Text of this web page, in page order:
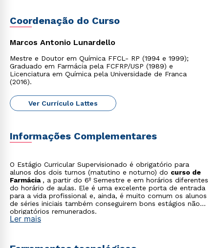
Coordenação do Curso
Marcos Antonio Lunardello
Mestre e Doutor em Química FFCL- RP (1994 e 1999);
Graduado em Farmácia pela FCFRP/USP (1989) e
Licenciatura em Química pela Universidade de Franca
(2016).
Ver Currículo Lattes
Informações Complementares
O Estágio Curricular Supervisionado é obrigatório para
alunos dos dois turnos (matutino e noturno) do curso de
Farmácia , a partir do 6º Semestre e em horários diferentes
do horário de aulas. Ele é uma excelente porta de entrada
para a vida profissional e, ainda, é muito comum os alunos
de séries iniciais também conseguirem bons estágios não
obrigatórios remunerados.
Ler mais